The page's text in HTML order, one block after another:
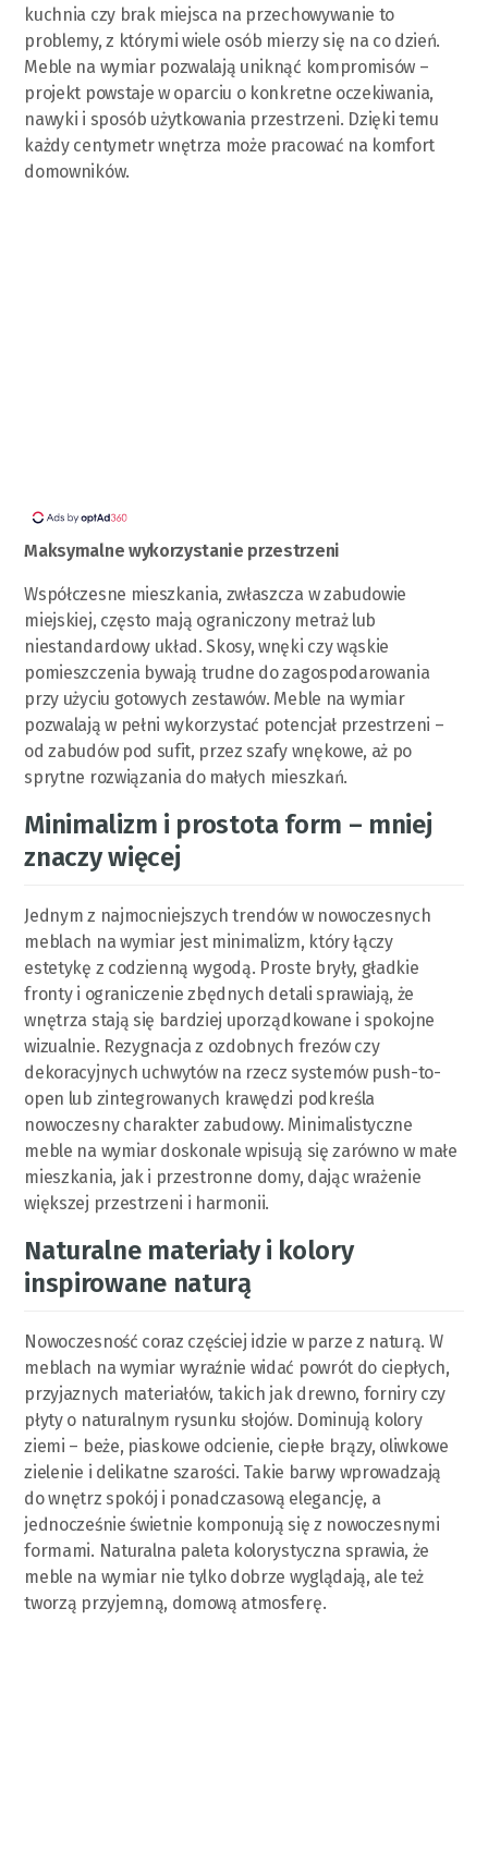
kuchnia czy brak miejsca na przechowywanie to
problemy, z którymi wiele osób mierzy się na co dzień.
Meble na wymiar pozwalają uniknąć kompromisów –
projekt powstaje w oparciu o konkretne oczekiwania,
nawyki i sposób użytkowania przestrzeni. Dzięki temu
każdy centymetr wnętrza może pracować na komfort
domowników.
Maksymalne wykorzystanie przestrzeni
Współczesne mieszkania, zwłaszcza w zabudowie
miejskiej, często mają ograniczony metraż lub
niestandardowy układ. Skosy, wnęki czy wąskie
pomieszczenia bywają trudne do zagospodarowania
przy użyciu gotowych zestawów. Meble na wymiar
pozwalają w pełni wykorzystać potencjał przestrzeni –
od zabudów pod sufit, przez szafy wnękowe, aż po
sprytne rozwiązania do małych mieszkań.
Minimalizm i prostota form – mniej
znaczy więcej
Jednym z najmocniejszych trendów w nowoczesnych
meblach na wymiar jest minimalizm, który łączy
estetykę z codzienną wygodą. Proste bryły, gładkie
fronty i ograniczenie zbędnych detali sprawiają, że
wnętrza stają się bardziej uporządkowane i spokojne
wizualnie. Rezygnacja z ozdobnych frezów czy
dekoracyjnych uchwytów na rzecz systemów push-to-
open lub zintegrowanych krawędzi podkreśla
nowoczesny charakter zabudowy. Minimalistyczne
meble na wymiar doskonale wpisują się zarówno w małe
mieszkania, jak i przestronne domy, dając wrażenie
większej przestrzeni i harmonii.
Naturalne materiały i kolory
inspirowane naturą
Nowoczesność coraz częściej idzie w parze z naturą. W
meblach na wymiar wyraźnie widać powrót do ciepłych,
przyjaznych materiałów, takich jak drewno, forniry czy
płyty o naturalnym rysunku słojów. Dominują kolory
ziemi – beże, piaskowe odcienie, ciepłe brązy, oliwkowe
zielenie i delikatne szarości. Takie barwy wprowadzają
do wnętrz spokój i ponadczasową elegancję, a
jednocześnie świetnie komponują się z nowoczesnymi
formami. Naturalna paleta kolorystyczna sprawia, że
meble na wymiar nie tylko dobrze wyglądają, ale też
tworzą przyjemną, domową atmosferę.